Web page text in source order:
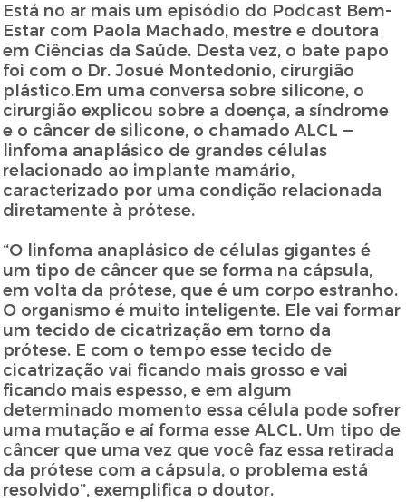
Está no ar mais um episódio do Podcast Bem-
Estar com Paola Machado, mestre e doutora
em Ciências da Saúde. Desta vez, o bate papo
foi com o Dr. Josué Montedonio, cirurgião
plástico.Em uma conversa sobre silicone, o
cirurgião explicou sobre a doença, a síndrome
e o câncer de silicone, o chamado ALCL —
linfoma anaplásico de grandes células
relacionado ao implante mamário,
caracterizado por uma condição relacionada
diretamente à prótese.
“O linfoma anaplásico de células gigantes é
um tipo de câncer que se forma na cápsula,
em volta da prótese, que é um corpo estranho.
O organismo é muito inteligente. Ele vai formar
um tecido de cicatrização em torno da
prótese. E com o tempo esse tecido de
cicatrização vai ficando mais grosso e vai
ficando mais espesso, e em algum
determinado momento essa célula pode sofrer
uma mutação e aí forma esse ALCL. Um tipo de
câncer que uma vez que você faz essa retirada
da prótese com a cápsula, o problema está
resolvido”, exemplifica o doutor.